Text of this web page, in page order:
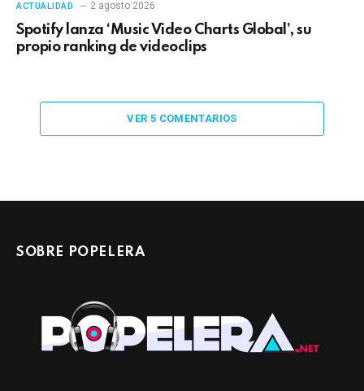
ACTUALIDAD 2 agosto 2026
Spotify lanza ‘Music Video Charts Global’, su
propio ranking de videoclips
VER 5 COMENTARIOS
SOBRE POPELERA